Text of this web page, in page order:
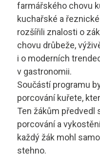
Dopravní a
Diagnostik
Dopravní technik
Technolog
Ceník
Projekt ECDL
Kontakty autoškoly
Skupina B
Skupina B+E
Skupina B96
Microsoft
+420 495 490 328
farmářského chovu
kuchařské a
rozšířili znalosti o
chovu drůbeže,
i o moderních
v gastronomii.
Součástí programu
porcování kuřete,
Ten žákům předvedl
porcování a
každý žák mohl
stehno.